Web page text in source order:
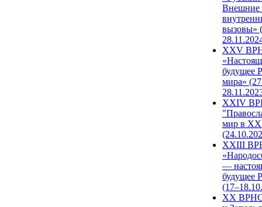
Внешние
вызовы»
XXV
будущее
мира»
XXIV
мир в
XXIII
—
будущее
XX ВРНС